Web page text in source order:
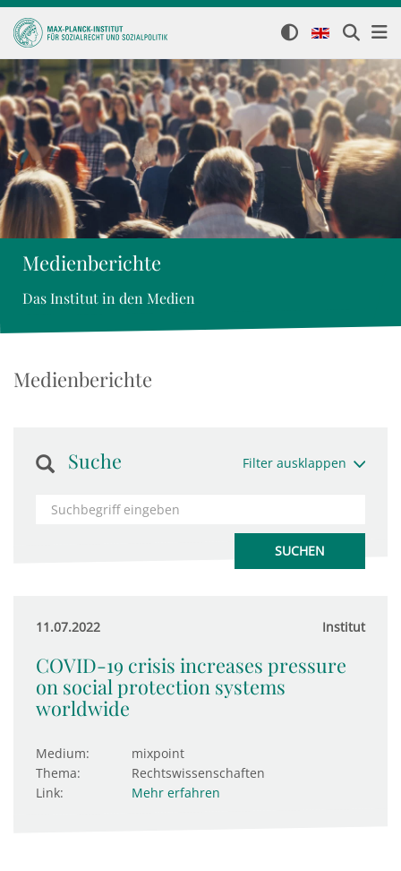
Medienberichte
Das Institut in den Medien
Medienberichte
Suche Filter ausklappen
11.07.2022 Institut
COVID-19 crisis increases pressure
on social protection systems
worldwide
Medium:
mixpoint
Thema:
Rechtswissenschaften
Link:
Mehr erfahren